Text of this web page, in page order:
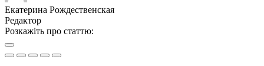
Екатерина Рождественская
Редактор
Розкажіть про статтю: